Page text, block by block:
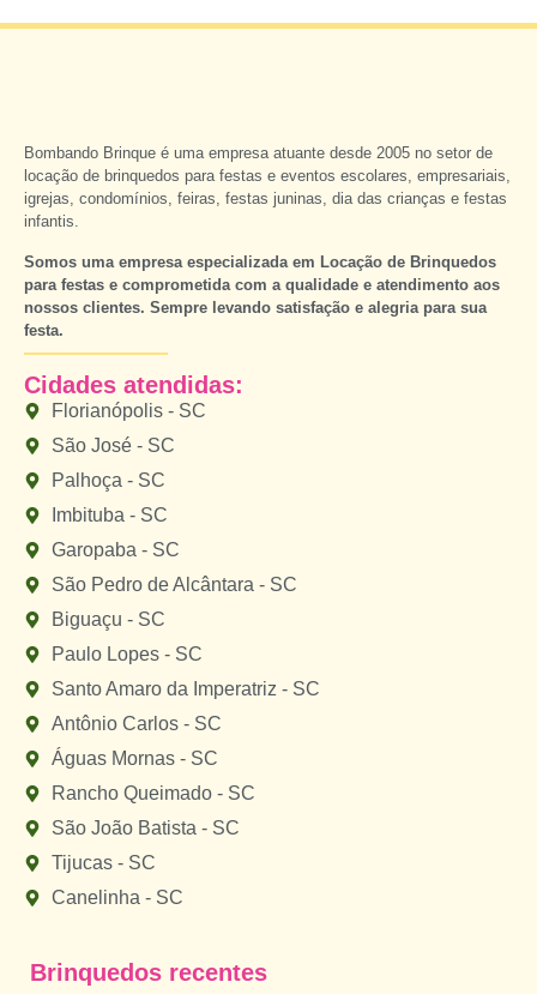
Bombando Brinque é uma empresa atuante desde 2005 no setor de
locação de brinquedos para festas e eventos escolares, empresariais,
igrejas, condomínios, feiras, festas juninas, dia das crianças e festas
infantis.
Somos uma empresa especializada em Locação de Brinquedos
para festas e comprometida com a qualidade e atendimento aos
nossos clientes. Sempre levando satisfação e alegria para sua
festa.
Cidades atendidas:
Florianópolis - SC
São José - SC
Palhoça - SC
Imbituba - SC
Garopaba - SC
São Pedro de Alcântara - SC
Biguaçu - SC
Paulo Lopes - SC
Santo Amaro da Imperatriz - SC
Antônio Carlos - SC
Águas Mornas - SC
Rancho Queimado - SC
São João Batista - SC
Tijucas - SC
Canelinha - SC
Brinquedos recentes